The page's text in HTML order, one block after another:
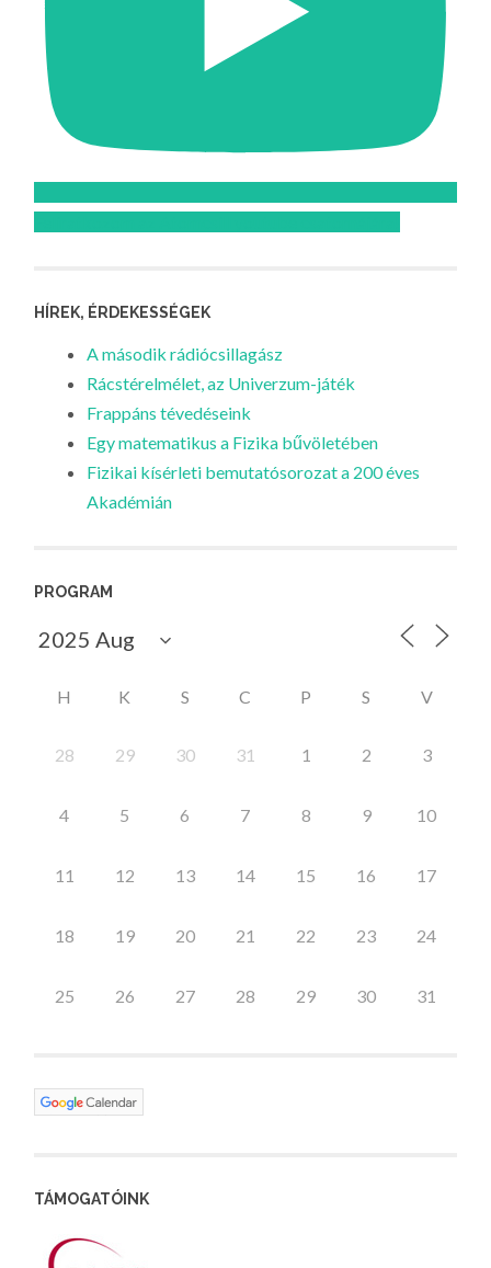
HÍREK, ÉRDEKESSÉGEK
A második rádiócsillagász
Rácstérelmélet, az Univerzum-játék
Frappáns tévedéseink
Egy matematikus a Fizika bűvöletében
Fizikai kísérleti bemutatósorozat a 200 éves
Akadémián
PROGRAM
H K S C P S V
28 29 30 31 1 2 3
4 5 6 7 8 9 10
11 12 13 14 15 16 17
18 19 20 21 22 23 24
25 26 27 28 29 30 31
TÁMOGATÓINK